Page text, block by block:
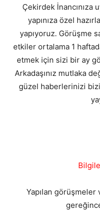
Çekirdek
yapınıza özel
yapıyoruz. Görüşme
etkiler ortalama 1
etmek için sizi bir ay
Arkadaşınız mutlaka
güzel haberlerinizi
Yapılan